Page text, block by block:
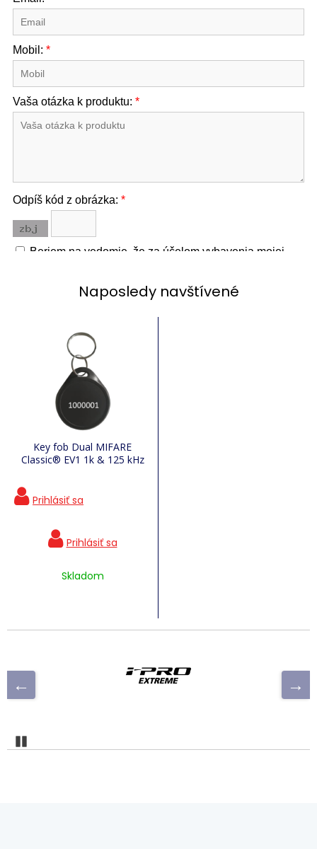
Naposledy navštívené
Key fob Dual MIFARE
Classic® EV1 1k & 125 kHz
Skladom